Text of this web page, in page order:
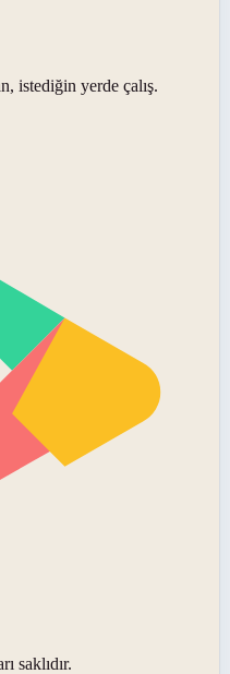
istediğin yerde çalış.
saklıdır.